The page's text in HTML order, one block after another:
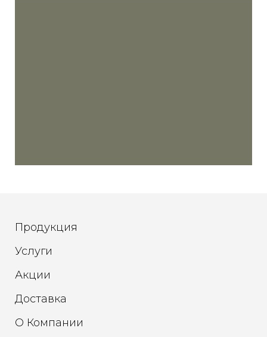
Продукция
Услуги
Акции
Доставка
О Компании